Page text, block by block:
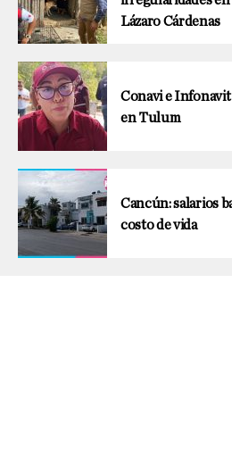
Lázaro Cárdenas
Conavi e
en Tulum
Cancún: salarios
costo de vida